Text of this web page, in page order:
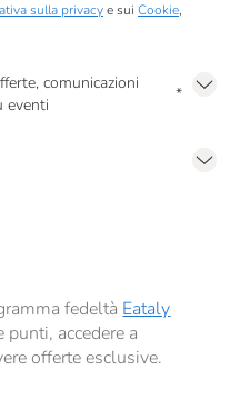
sulla privacye sui Cookie,
comunicazioni
eventi
*
in caso di consenso prestato ai
fedeltà Eataly
accedere a
offerte esclusive.